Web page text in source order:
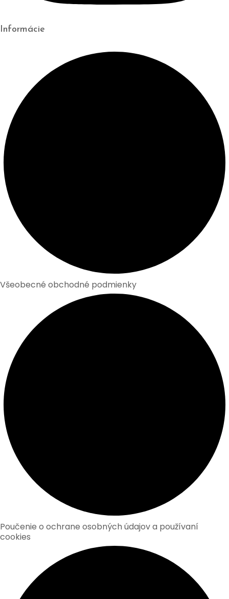
Informácie
Všeobecné obchodné podmienky
Poučenie o ochrane osobných údajov a používaní
cookies